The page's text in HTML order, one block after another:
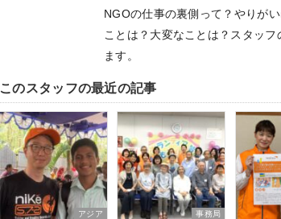
NGOの仕事の裏側って？やりが
ことは？大変なことは？スタッ
ます。
このスタッフの最近の記事
アジア 事務局